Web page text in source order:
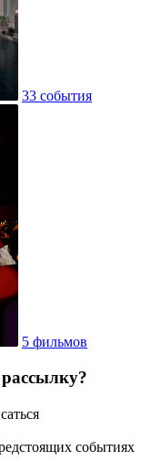
33 события
5 фильмов
событиях